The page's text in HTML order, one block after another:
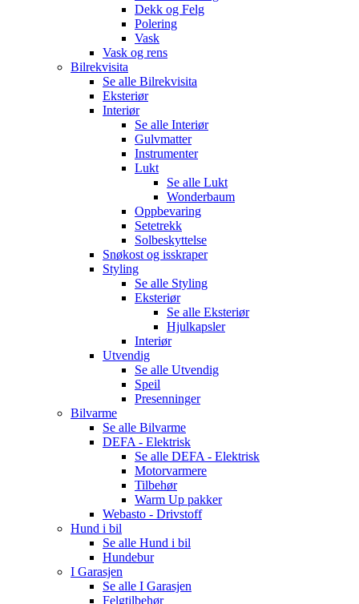
Dekk og Felg
Polering
Vask
Vask og rens
Bilrekvisita
Se alle Bilrekvisita
Eksteriør
Interiør
Se alle Interiør
Gulvmatter
Instrumenter
Lukt
Se alle Lukt
Wonderbaum
Oppbevaring
Setetrekk
Solbeskyttelse
Snøkost og isskraper
Styling
Se alle Styling
Eksteriør
Se alle Eksteriør
Hjulkapsler
Interiør
Utvendig
Se alle Utvendig
Speil
Presenninger
Bilvarme
Se alle Bilvarme
DEFA - Elektrisk
Se alle DEFA - Elektrisk
Motorvarmere
Tilbehør
Warm Up pakker
Webasto - Drivstoff
Hund i bil
Se alle Hund i bil
Hundebur
I Garasjen
Se alle I Garasjen
Felgtilbehør